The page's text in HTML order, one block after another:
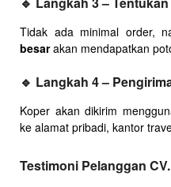
Tidak ada minimal order,
besarakan mendapatkan
🔹 Langkah 4 –
Koper akan dikirim
ke alamat pribadi, kantor
Testimoni Pelanggan